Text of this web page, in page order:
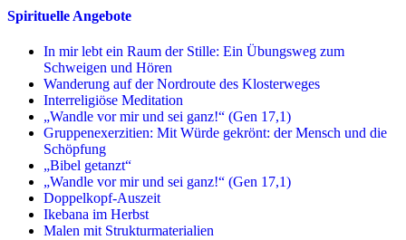
Spirituelle Angebote
In mir lebt ein Raum der Stille: Ein Übungsweg zum
Schweigen und Hören
Wanderung auf der Nordroute des Klosterweges
Interreligiöse Meditation
„Wandle vor mir und sei ganz!“ (Gen 17,1)
Gruppenexerzitien: Mit Würde gekrönt: der Mensch und die
Schöpfung
„Bibel getanzt“
„Wandle vor mir und sei ganz!“ (Gen 17,1)
Doppelkopf-Auszeit
Ikebana im Herbst
Malen mit Strukturmaterialien